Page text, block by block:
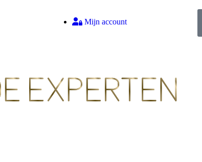
Mijn account